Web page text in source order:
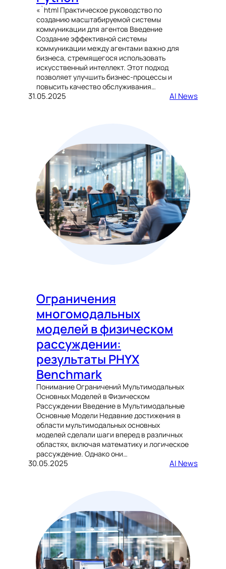
«`html Практическое руководство по
созданию масштабируемой системы
коммуникации для агентов Введение
Создание эффективной системы
коммуникации между агентами важно для
бизнеса, стремящегося использовать
искусственный интеллект. Этот подход
позволяет улучшить бизнес-процессы и
повысить качество обслуживания…
31.05.2025 AI News
Ограничения
многомодальных
моделей в физическом
рассуждении:
результаты PHYX
Benchmark
Понимание Ограничений Мультимодальных
Основных Моделей в Физическом
Рассуждении Введение в Мультимодальные
Основные Модели Недавние достижения в
области мультимодальных основных
моделей сделали шаги вперед в различных
областях, включая математику и логическое
рассуждение. Однако они…
30.05.2025 AI News